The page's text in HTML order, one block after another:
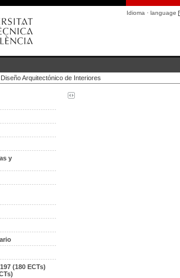
Idioma · language
Arquitectónico de Interiores
y
(180 ECTs)